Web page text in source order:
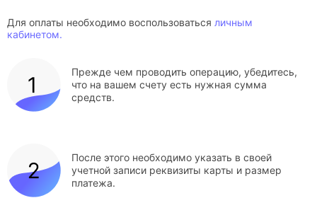
Для оплаты необходимо воспользоваться личным
кабинетом.
Прежде чем проводить операцию, убедитесь,
что на вашем счету есть нужная сумма
средств.
После этого необходимо указать в своей
учетной записи реквизиты карты и размер
платежа.